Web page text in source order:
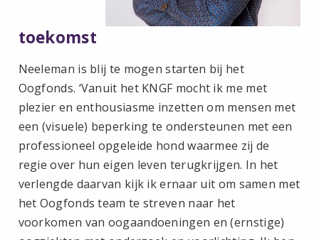
toekomst
Neeleman is blij te mogen starten bij het
Oogfonds. ‘Vanuit het KNGF mocht ik me met
plezier en enthousiasme inzetten om mensen met
een (visuele) beperking te ondersteunen met een
professioneel opgeleide hond waarmee zij de
regie over hun eigen leven terugkrijgen. In het
verlengde daarvan kijk ik ernaar uit om samen met
het Oogfonds team te streven naar het
voorkomen van oogaandoeningen en (ernstige)